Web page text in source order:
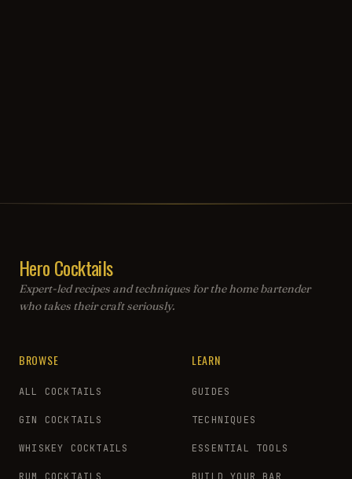
Hero Cocktails
Expert-led recipes and techniques for the home bartender
who takes their craft seriously.
BROWSE
ALL COCKTAILS
GIN COCKTAILS
WHISKEY COCKTAILS
LEARN
GUIDES
TECHNIQUES
ESSENTIAL TOOLS